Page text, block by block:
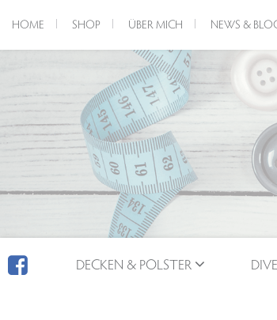
HOME SHOP ÜBER MICH NEWS &
DECKEN & POLSTER